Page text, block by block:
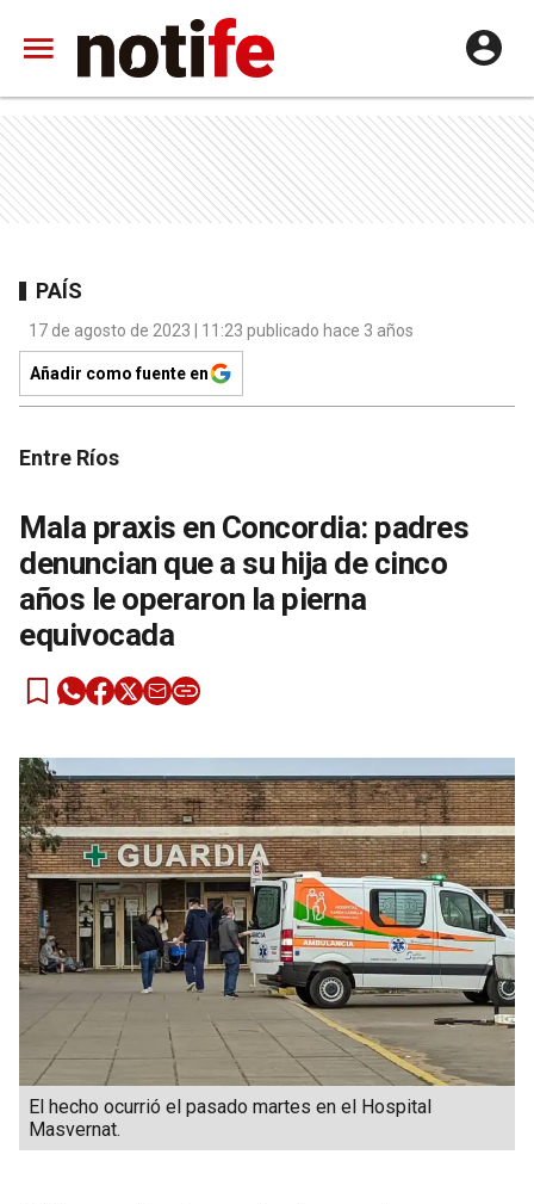
PAÍS
17 de agosto de 2023 | 11:23 publicado hace 3 años
Añadir como fuente en
Entre Ríos
Mala praxis en Concordia: padres
denuncian que a su hija de cinco
años le operaron la pierna
equivocada
El hecho ocurrió el pasado martes en el Hospital
Masvernat.